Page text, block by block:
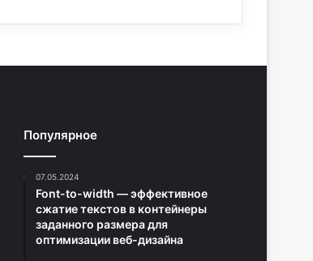
Популярное
07.05.2024
Font-to-width — эффективное
сжатие текстов в контейнеры
заданного размера для
оптимизации веб-дизайна